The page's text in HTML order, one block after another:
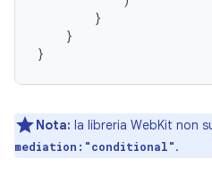
}
}
}
Nota: la libreria WebKit non
mediation:"conditional".